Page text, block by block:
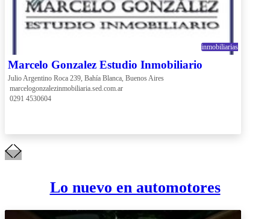
inmobiliarias
Marcelo Gonzalez Estudio Inmobiliario
Julio Argentino Roca 239, Bahía Blanca, Buenos Aires
marcelogonzalezinmobiliaria.sed.com.ar
0291 4530604
Lo nuevo en automotores